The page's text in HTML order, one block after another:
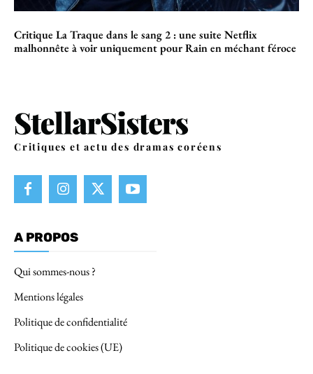
Critique La Traque dans le sang 2 : une suite Netflix
malhonnête à voir uniquement pour Rain en méchant féroce
Critiques et actu des dramas coréens
A PROPOS
Qui sommes-nous ?
Mentions légales
Politique de confidentialité
Politique de cookies (UE)